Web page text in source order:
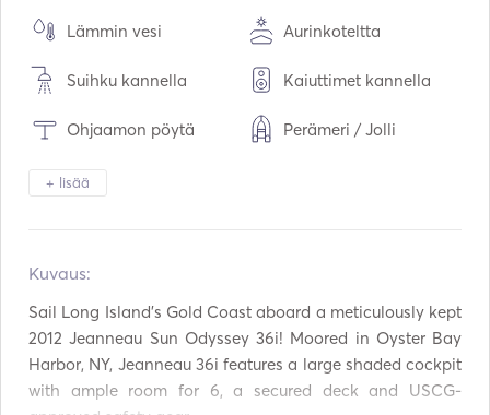
Polttoainetyyppi:
Vesitilavuus:379 L
Polttoainetilavuus:
solmut
Lämmin vesi Aurinkoteltta
Suihku kannella Kaiuttimet kannella
Ohjaamon pöytä Perämeri / Jolli
Kiikarit
Jääkaappi
Ruokailuvälineet / lasit
/ astiat
BBQ
Aux-liitäntä USB-liitäntä
+ lisää
Kuvaus:
Sail Long Island's Gold Coast aboard a meticulously kept
2012 Jeanneau Sun Odyssey 36i! Moored in Oyster Bay
Harbor, NY, Jeanneau 36i features a large shaded cockpit
with ample room for 6, a secured deck and USCG-